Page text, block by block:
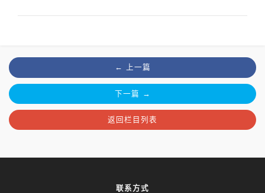
← 上一篇
下一篇 →
返回栏目列表
联系方式